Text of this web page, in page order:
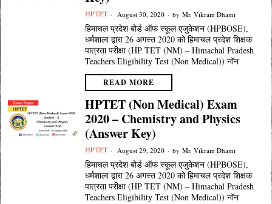
HPTET August 30, 2020 by Mr. Vikram Dhami
हिमाचल प्रदेश बोर्ड ऑफ स्कूल एजुकेशन (HPBOSE),
धर्मशाला द्वारा 26 अगस्त 2020 को हिमाचल प्रदेश शिक्षक
पात्रता परीक्षा (HP TET (NM) – Himachal Pradesh
Teachers Eligibility Test (Non Medical)) नॉन
READ MORE
HPTET (Non Medical) Exam
2020 – Chemistry and Physics
(Answer Key)
HPTET August 29, 2020 by Mr. Vikram Dhami
हिमाचल प्रदेश बोर्ड ऑफ स्कूल एजुकेशन (HPBOSE),
धर्मशाला द्वारा 26 अगस्त 2020 को हिमाचल प्रदेश शिक्षक
पात्रता परीक्षा (HP TET (NM) – Himachal Pradesh
Teachers Eligibility Test (Non Medical)) नॉन